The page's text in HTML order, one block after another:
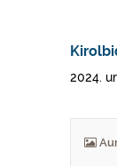
2024.